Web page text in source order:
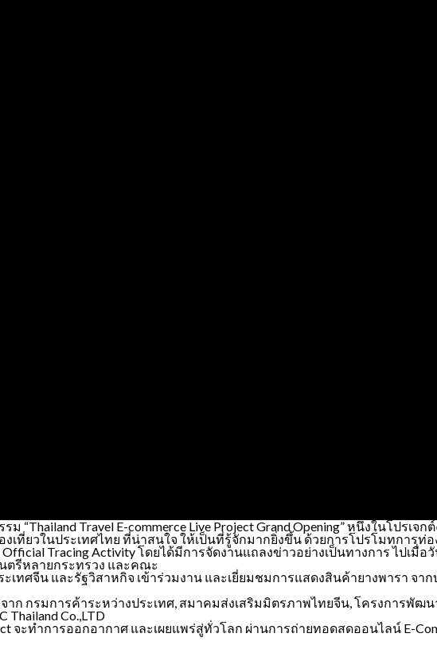
“Thailand Travel E-commerce Live Project Grand Opening” หนึ่งในโปรเ
เที่ยวในประเทศไทย ที่น่าสนใจ ให้เป็นที่รู้จักมากยิ่งขึ้น ด้วยการโปรโมทการ
Official Tracing Activity โดยได้มีการจัดงานแถลงข่าวอย่างเป็นทางการ ไปเ
ตรีหลายกระทรวง และคณะ
ะเทศจีน และรัฐวิสาหกิจ เข้าร่วมงาน และเยี่ยมชมการแสดงสินค้ายางพารา จ
กรมการค้าระหว่างประเทศ, สมาคมส่งเสริมมิตรภาพไทยจีน, โครงการพัฒน
Co.,LTD
จะทำการออกอากาศ และเผยแพร่สู่ทั่วโลก ผ่านการถ่ายทอดสดออนไลน์ E-